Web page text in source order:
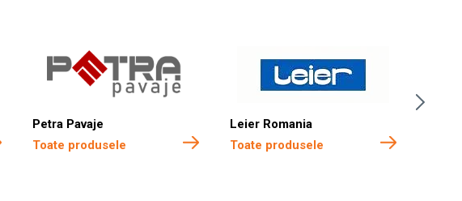
Petra Pavaje
Toate produsele
Leier Romania
Toate produsele